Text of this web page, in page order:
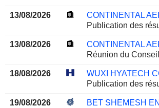
13/08/2026
Publication des
13/08/2026
Réunion du
18/08/2026
WUXI HYATECH
Publication des
19/08/2026